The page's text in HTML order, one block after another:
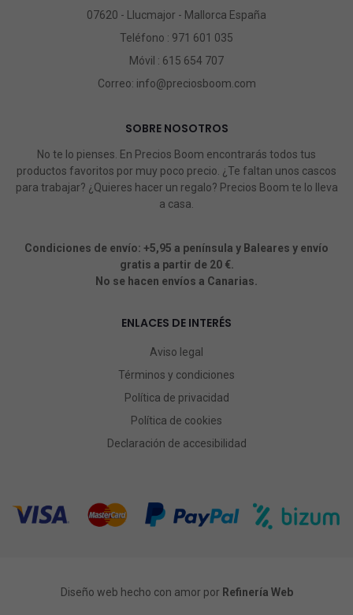
07620 - Llucmajor - Mallorca España
Teléfono : 971 601 035
Móvil : 615 654 707
Correo: info@preciosboom.com
SOBRE NOSOTROS
No te lo pienses. En Precios Boom encontrarás todos tus
productos favoritos por muy poco precio. ¿Te faltan unos cascos
para trabajar? ¿Quieres hacer un regalo? Precios Boom te lo lleva
a casa.
Condiciones de envío: +5,95 a península y Baleares y envío
gratis a partir de 20 €.
No se hacen envíos a Canarias.
ENLACES DE INTERÉS
Aviso legal
Términos y condiciones
Política de privacidad
Política de cookies
Declaración de accesibilidad
Diseño web hecho con amor por Refinería Web